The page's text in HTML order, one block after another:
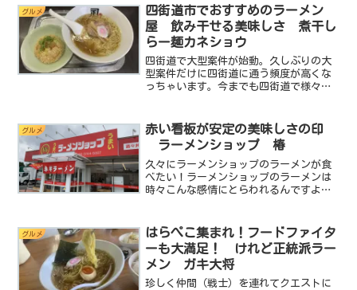
です。基本データ店名：八平の食堂住
所：千葉県長生郡長柄町...
グルメ
四街道市でおすすめのラーメン
屋 飲み干せる美味しさ 煮干し
らー麺カネショウ
四街道で大型案件が始動。久しぶりの大
型案件だけに四街道に通う頻度が高くな
っちゃいます。今までも四街道で様々な
していなかったラーメン屋があります。
それが、煮干しらーめんカ...
グルメ
赤い看板が安定の美味しさの印
ラーメンショップ 椿
久々にラーメンショップのラーメンが食
べたい！ラーメンショップのラーメンは
時々こんな感情にとらわれるんですよ
ショップ椿 酒々井sp前店 さんに突撃
します。基本データ店名：...
グルメ
はらぺこ集まれ！フードファイタ
ーも大満足！ けれど正統派ラー
メン ガキ大将
珍しく仲間（戦士）を連れてクエストに